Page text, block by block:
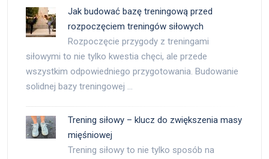
Jak budować bazę treningową przed
rozpoczęciem treningów siłowych
Rozpoczęcie przygody z treningami
siłowymi to nie tylko kwestia chęci, ale przede
wszystkim odpowiedniego przygotowania. Budowanie
solidnej bazy treningowej …
Trening siłowy – klucz do zwiększenia masy
mięśniowej
Trening siłowy to nie tylko sposób na